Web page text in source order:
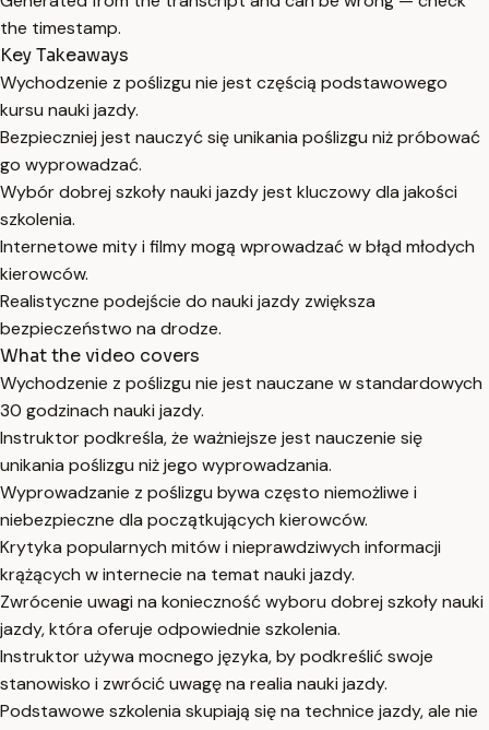
the timestamp.
Key Takeaways
Wychodzenie z poślizgu nie jest częścią podstawowego
kursu nauki jazdy.
Bezpieczniej jest nauczyć się unikania poślizgu niż próbować
go wyprowadzać.
Wybór dobrej szkoły nauki jazdy jest kluczowy dla jakości
szkolenia.
Internetowe mity i filmy mogą wprowadzać w błąd młodych
kierowców.
Realistyczne podejście do nauki jazdy zwiększa
bezpieczeństwo na drodze.
What the video covers
Wychodzenie z poślizgu nie jest nauczane w standardowych
30 godzinach nauki jazdy.
Instruktor podkreśla, że ważniejsze jest nauczenie się
unikania poślizgu niż jego wyprowadzania.
Wyprowadzanie z poślizgu bywa często niemożliwe i
niebezpieczne dla początkujących kierowców.
Krytyka popularnych mitów i nieprawdziwych informacji
krążących w internecie na temat nauki jazdy.
Zwrócenie uwagi na konieczność wyboru dobrej szkoły nauki
jazdy, która oferuje odpowiednie szkolenia.
Instruktor używa mocnego języka, by podkreślić swoje
stanowisko i zwrócić uwagę na realia nauki jazdy.
Podstawowe szkolenia skupiają się na technice jazdy, ale nie